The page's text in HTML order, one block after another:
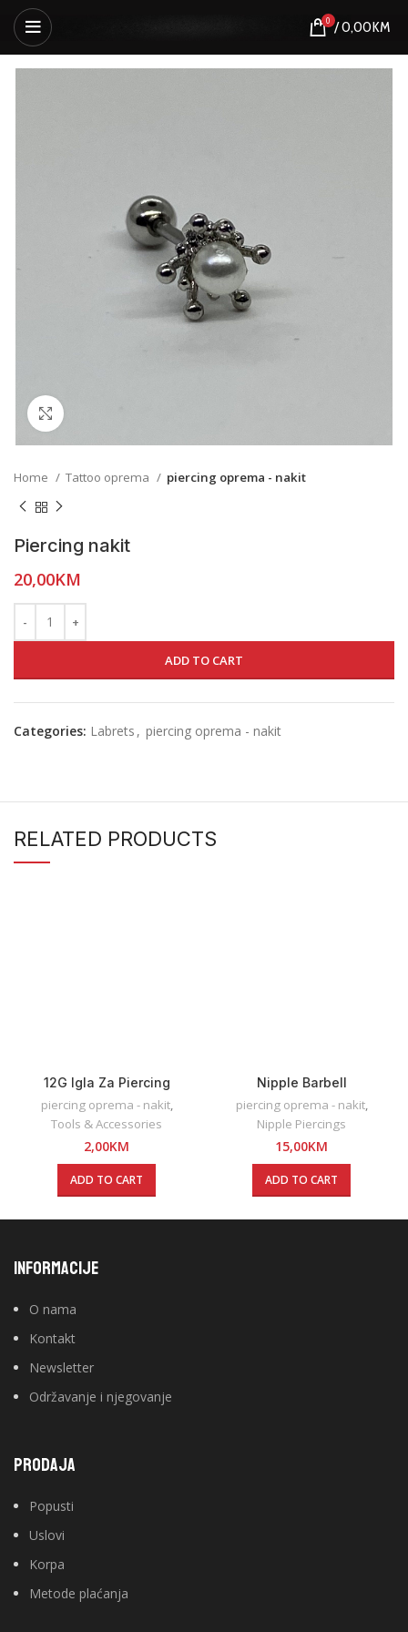
0 /0,00KM
Home Tattoo oprema piercing oprema - nakit
Piercing nakit
20,00KM
ADD TO CART
Categories: Labrets , piercing oprema - nakit
RELATED PRODUCTS
12G Igla Za Piercing
piercing oprema - nakit,
Tools & Accessories
2,00KM
ADD TO CART
Nipple Barbell
piercing oprema - nakit,
Nipple Piercings
15,00KM
ADD TO CART
INFORMACIJE
O nama
Kontakt
Newsletter
Održavanje i njegovanje
PRODAJA
Popusti
Uslovi
Korpa
Metode plaćanja